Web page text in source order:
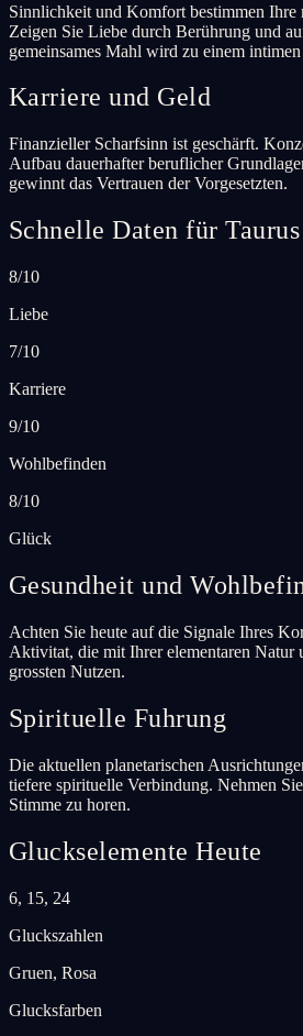
Sinnlichkeit und Komfort bestimmen Ihre
Zeigen Sie Liebe durch Berührung und
gemeinsames Mahl wird zu einem
Karriere und Geld
Finanzieller Scharfsinn ist geschärft.
Aufbau dauerhafter beruflicher
gewinnt das Vertrauen der Vorgesetzten.
Schnelle Daten für Taurus
8/10
Liebe
7/10
Karriere
9/10
Wohlbefinden
8/10
Glück
Gesundheit und
Achten Sie heute auf die Signale Ihres
Aktivitat, die mit Ihrer elementaren Natur
grossten Nutzen.
Spirituelle Fuhrung
Die aktuellen planetarischen
tiefere spirituelle Verbindung. Nehmen
Stimme zu horen.
Gluckselemente Heute
6, 15, 24
Gluckszahlen
Gruen, Rosa
Glucksfarben